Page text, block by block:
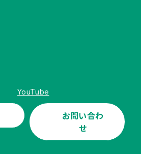
YouTube
お問い合わ
せ